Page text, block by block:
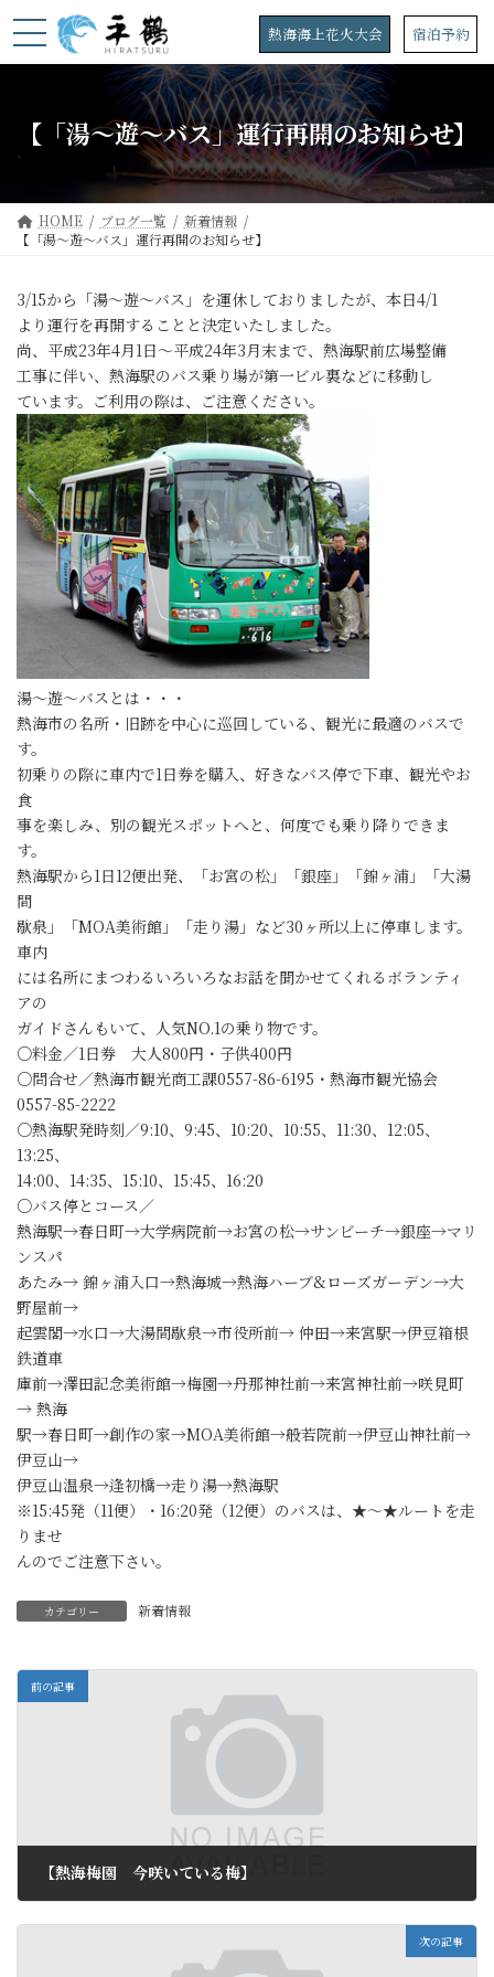
ン
プ
ビ
動
熱海海上花火大会 宿泊予約
【「湯～遊～バス」運行再開のお知らせ】
HOME ブログ一覧
新着情報
【「湯～遊～バス」運行再開のお知らせ】
3/15から「湯～遊～バス」を運休しておりましたが、本日4/1
より運行を再開することと決定いたしました。
尚、平成23年4月1日～平成24年3月末まで、熱海駅前広場整備
工事に伴い、熱海駅のバス乗り場が第一ビル裏などに移動し
ています。ご利用の際は、ご注意ください。
湯～遊～バスとは・・・
熱海市の名所・旧跡を中心に巡回している、観光に最適のバスで
す。
初乗りの際に車内で1日券を購入、好きなバス停で下車、観光やお
食
事を楽しみ、別の観光スポットへと、何度でも乗り降りできま
す。
熱海駅から1日12便出発、「お宮の松」「銀座」「錦ヶ浦」「大湯
間
歇泉」「MOA美術館」「走り湯」など30ヶ所以上に停車します。
車内
には名所にまつわるいろいろなお話を聞かせてくれるボランティ
アの
ガイドさんもいて、人気NO.1の乗り物です。
○料金／1日券 大人800円・子供400円
○問合せ／熱海市観光商工課0557-86-6195・熱海市観光協会
0557-85-2222
○熱海駅発時刻／9:10、9:45、10:20、10:55、11:30、12:05、
13:25、
14:00、14:35、15:10、15:45、16:20
○バス停とコース／
熱海駅→春日町→大学病院前→お宮の松→サンビーチ→銀座→マリ
ンスパ
あたみ→ 錦ヶ浦入口→熱海城→熱海ハーブ&ローズガーデン→大
野屋前→
起雲閣→水口→大湯間歇泉→市役所前→ 仲田→来宮駅→伊豆箱根
鉄道車
庫前→澤田記念美術館→梅園→丹那神社前→来宮神社前→咲見町
→ 熱海
駅→春日町→創作の家→MOA美術館→般若院前→伊豆山神社前→
伊豆山→
伊豆山温泉→逢初橋→走り湯→熱海駅
※15:45発（11便）・16:20発（12便）のバスは、★～★ルートを走
りませ
んのでご注意下さい。
カテゴリー 新着情報
前の記事
【熱海梅園 今咲いている梅】
次の記事